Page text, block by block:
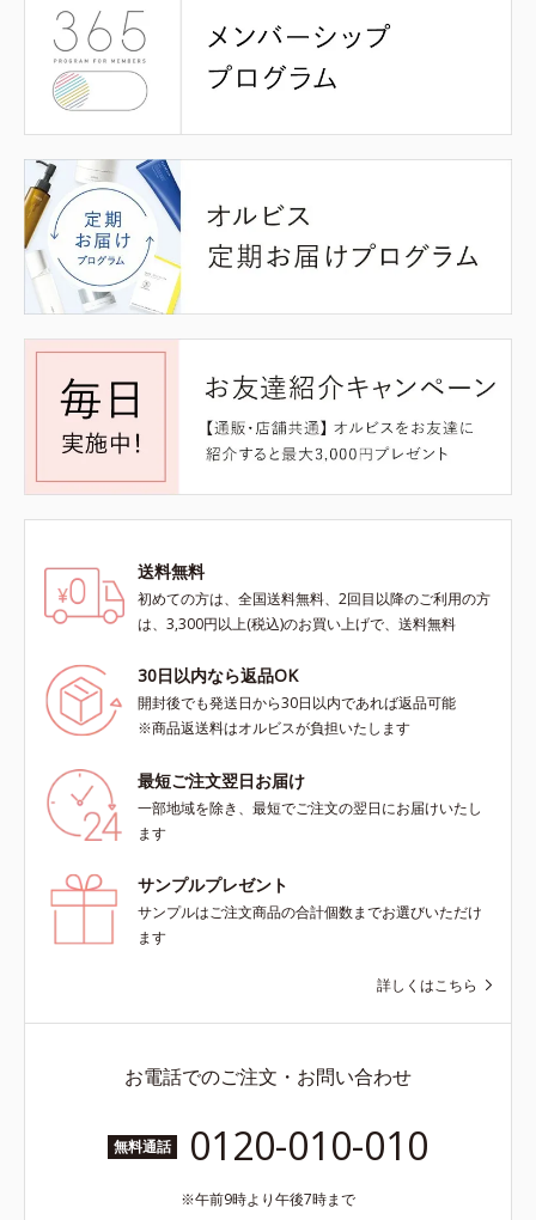
送料無料
初めての方は、全国送料無料、2回目以降のご利用の方
は、3,300円以上(税込)のお買い上げで、送料無料
30日以内なら返品OK
開封後でも発送日から30日以内であれば返品可能
※商品返送料はオルビスが負担いたします
最短ご注文翌日お届け
一部地域を除き、最短でご注文の翌日にお届けいたし
ます
サンプルプレゼント
サンプルはご注文商品の合計個数までお選びいただけ
ます
詳しくはこちら
お電話でのご注文・お問い合わせ
無料通話 0120-010-010
午前9時より午後7時まで